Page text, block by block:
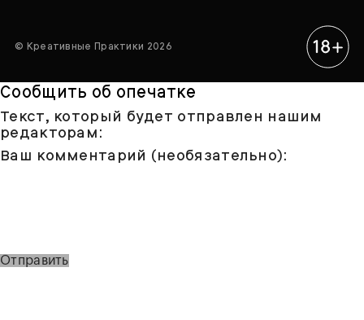
© Креативные Практики 2026
Сообщить об опечатке
Текст, который будет отправлен нашим
редакторам:
Ваш комментарий (необязательно):
Отправить